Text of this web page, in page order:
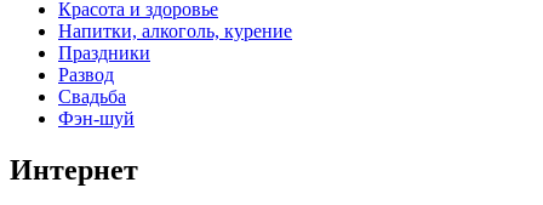
Красота и здоровье
Напитки, алкоголь, курение
Праздники
Развод
Свадьба
Фэн-шуй
Интернет